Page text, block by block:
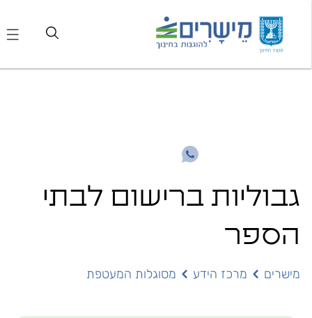
גבוליות ברישום לבתי
הספר
מישרים מרכז הידע מסוגלות המעטפת